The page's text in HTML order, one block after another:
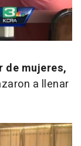
de mujeres,
a llenar